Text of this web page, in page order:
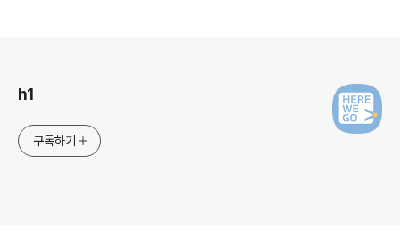
h1
구독하기